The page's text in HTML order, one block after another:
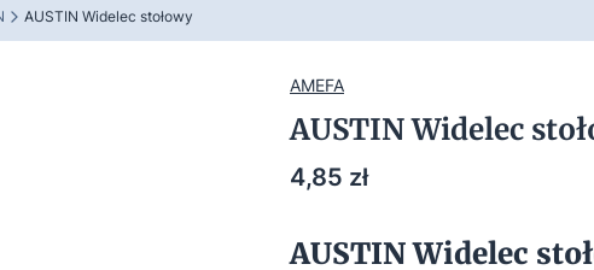
AUSTIN Widelec stołowy
AMEFA
AUSTIN Widelec
Cena
4,85 zł
AUSTIN Widelec